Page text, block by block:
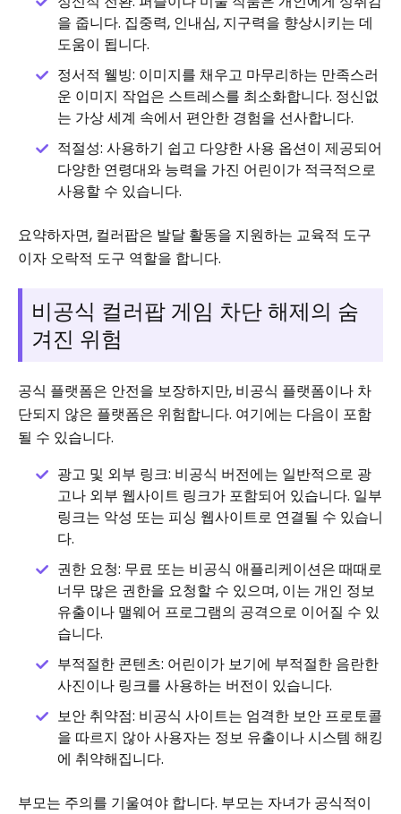
을 줍니다. 집중력, 인내심, 지구력을 향상시키는 데
도움이 됩니다.
정서적 웰빙: 이미지를 채우고 마무리하는 만족스러
운 이미지 작업은 스트레스를 최소화합니다. 정신없
는 가상 세계 속에서 편안한 경험을 선사합니다.
적절성: 사용하기 쉽고 다양한 사용 옵션이 제공되어
다양한 연령대와 능력을 가진 어린이가 적극적으로
사용할 수 있습니다.
요약하자면, 컬러팝은 발달 활동을 지원하는 교육적 도구
이자 오락적 도구 역할을 합니다.
비공식 컬러팝 게임 차단 해제의 숨
겨진 위험
공식 플랫폼은 안전을 보장하지만, 비공식 플랫폼이나 차
단되지 않은 플랫폼은 위험합니다. 여기에는 다음이 포함
될 수 있습니다.
광고 및 외부 링크: 비공식 버전에는 일반적으로 광
고나 외부 웹사이트 링크가 포함되어 있습니다. 일부
링크는 악성 또는 피싱 웹사이트로 연결될 수 있습니
다.
권한 요청: 무료 또는 비공식 애플리케이션은 때때로
너무 많은 권한을 요청할 수 있으며, 이는 개인 정보
유출이나 맬웨어 프로그램의 공격으로 이어질 수 있
습니다.
부적절한 콘텐츠: 어린이가 보기에 부적절한 음란한
사진이나 링크를 사용하는 버전이 있습니다.
보안 취약점: 비공식 사이트는 엄격한 보안 프로토콜
을 따르지 않아 사용자는 정보 유출이나 시스템 해킹
에 취약해집니다.
부모는 주의를 기울여야 합니다. 부모는 자녀가 공식적이